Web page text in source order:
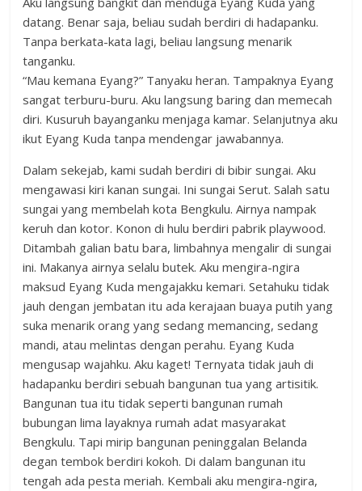
datang. Benar saja, beliau sudah berdiri di hadapanku.
Tanpa berkata-kata lagi, beliau langsung menarik
tanganku.
“Mau kemana Eyang?” Tanyaku heran. Tampaknya Eyang
sangat terburu-buru. Aku langsung baring dan memecah
diri. Kusuruh bayanganku menjaga kamar. Selanjutnya aku
ikut Eyang Kuda tanpa mendengar jawabannya.
Dalam sekejab, kami sudah berdiri di bibir sungai. Aku
mengawasi kiri kanan sungai. Ini sungai Serut. Salah satu
sungai yang membelah kota Bengkulu. Airnya nampak
keruh dan kotor. Konon di hulu berdiri pabrik playwood.
Ditambah galian batu bara, limbahnya mengalir di sungai
ini. Makanya airnya selalu butek. Aku mengira-ngira
maksud Eyang Kuda mengajakku kemari. Setahuku tidak
jauh dengan jembatan itu ada kerajaan buaya putih yang
suka menarik orang yang sedang memancing, sedang
mandi, atau melintas dengan perahu. Eyang Kuda
mengusap wajahku. Aku kaget! Ternyata tidak jauh di
hadapanku berdiri sebuah bangunan tua yang artisitik.
Bangunan tua itu tidak seperti bangunan rumah
bubungan lima layaknya rumah adat masyarakat
Bengkulu. Tapi mirip bangunan peninggalan Belanda
degan tembok berdiri kokoh. Di dalam bangunan itu
tengah ada pesta meriah. Kembali aku mengira-ngira,